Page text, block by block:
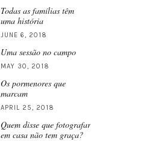
Todas as famílias têm
uma história
JUNE 6, 2018
Uma sessão no campo
MAY 30, 2018
Os pormenores que
marcam
APRIL 25, 2018
Quem disse que fotografar
em casa não tem graça?